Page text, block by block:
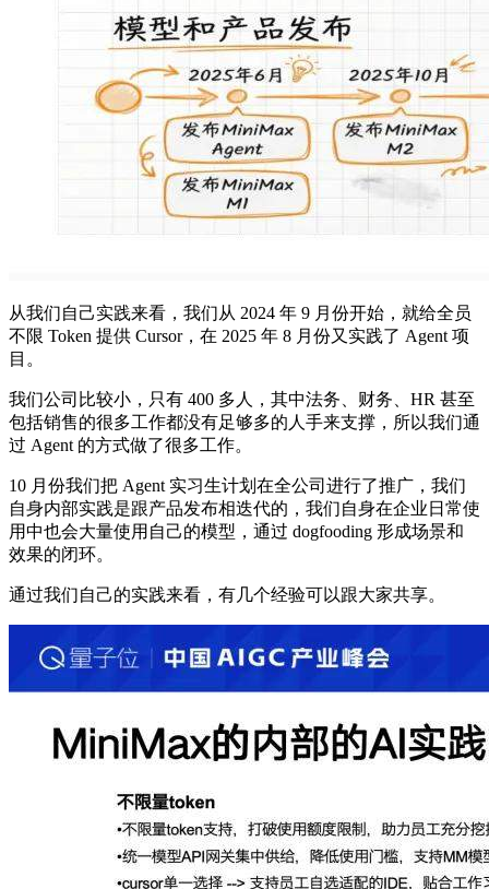
从我们自己实践来看，我们从 2024 年 9 月份开始，就给全员
不限 Token 提供 Cursor，在 2025 年 8 月份又实践了 Agent 项
目。
我们公司比较小，只有 400 多人，其中法务、财务、HR 甚至
包括销售的很多工作都没有足够多的人手来支撑，所以我们通
过 Agent 的方式做了很多工作。
10 月份我们把 Agent 实习生计划在全公司进行了推广，我们
自身内部实践是跟产品发布相迭代的，我们自身在企业日常使
用中也会大量使用自己的模型，通过 dogfooding 形成场景和
效果的闭环。
通过我们自己的实践来看，有几个经验可以跟大家共享。